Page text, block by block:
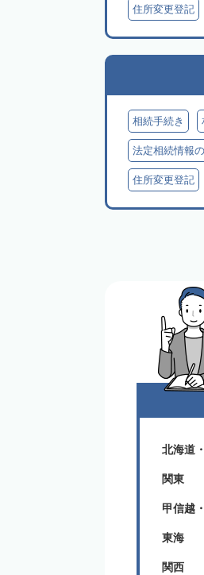
住所変更登記
相続手続き
法定相続情報
住所変更登記
北海道
関東
甲信越
東海
関西